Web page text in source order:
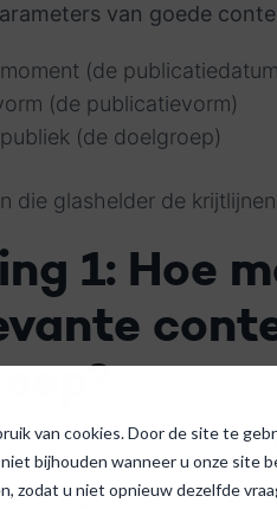
van cookies. Door de site te
bijhouden wanneer u onze site
zodat u niet opnieuw dezelfde
van goede
(de
(de publicatievorm)
(de doelgroep)
die glashelder de
1: Hoe
die we maken is erg
- naar de
buying